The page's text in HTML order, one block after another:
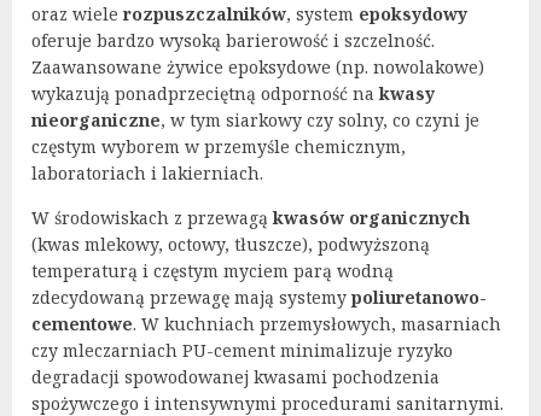
oraz wiele rozpuszczalników, system epoksydowy
oferuje bardzo wysoką barierowość i szczelność.
Zaawansowane żywice epoksydowe (np. nowolakowe)
wykazują ponadprzeciętną odporność nakwasy
nieorganiczne, w tym siarkowy czy solny, co czyni je
częstym wyborem w przemyśle chemicznym,
laboratoriach i lakierniach.
W środowiskach z przewagąkwasów organicznych
(kwas mlekowy, octowy, tłuszcze), podwyższoną
temperaturą i częstym myciem parą wodną
zdecydowaną przewagę mają systemy poliuretanowo-
cementowe. W kuchniach przemysłowych, masarniach
czy mleczarniach PU-cement minimalizuje ryzyko
degradacji spowodowanej kwasami pochodzenia
spożywczego i intensywnymi procedurami sanitarnymi.